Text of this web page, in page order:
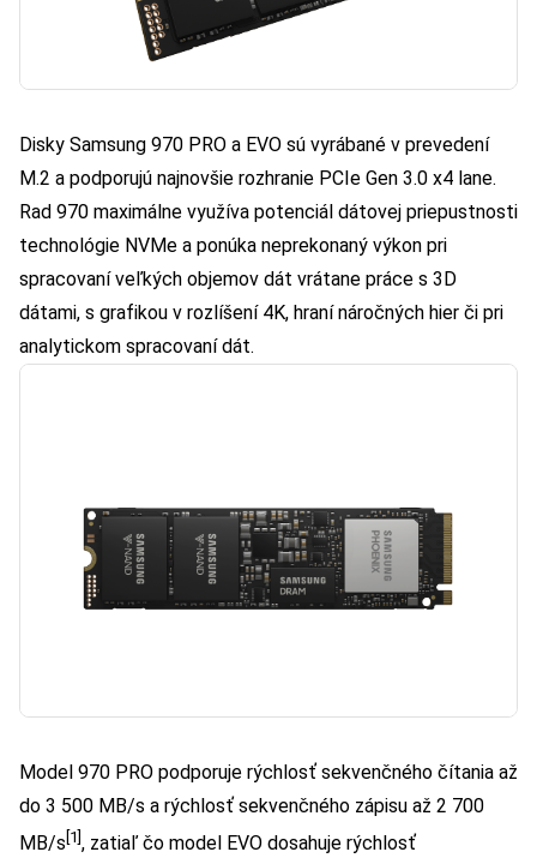
Disky Samsung 970 PRO a EVO sú vyrábané v prevedení
M.2 a podporujú najnovšie rozhranie PCIe Gen 3.0 x4 lane.
Rad 970 maximálne využíva potenciál dátovej priepustnosti
technológie NVMe a ponúka neprekonaný výkon pri
spracovaní veľkých objemov dát vrátane práce s 3D
dátami, s grafikou v rozlíšení 4K, hraní náročných hier či pri
analytickom spracovaní dát.
Model 970 PRO podporuje rýchlosť sekvenčného čítania až
do 3 500 MB/s a rýchlosť sekvenčného zápisu až 2 700
MB/s [1] , zatiaľ čo model EVO dosahuje rýchlosť